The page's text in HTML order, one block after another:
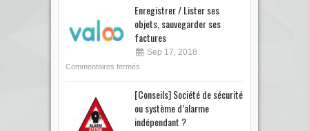
Enregistrer / Lister ses
objets, sauvegarder ses
factures
Sep 17, 2018
Commentaires fermés
[Conseils] Société de sécurité
ou système d’alarme
indépendant ?